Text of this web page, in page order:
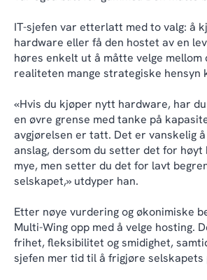
IT-sjefen var etterlatt med to valg: å
hardware eller få den hostet av en
høres enkelt ut å måtte velge mellom
realiteten mange strategiske hensyn
«Hvis du kjøper nytt hardware, har
en øvre grense med tanke på
avgjørelsen er tatt. Det er vanskelig
anslag, dersom du setter det for
mye, men setter du det for lavt
selskapet,» utdyper han.
Etter nøye vurdering og økonimiske
Multi-Wing opp med å velge hosting.
frihet, fleksibilitet og smidighet,
sjefen mer tid til å frigjøre selskapets